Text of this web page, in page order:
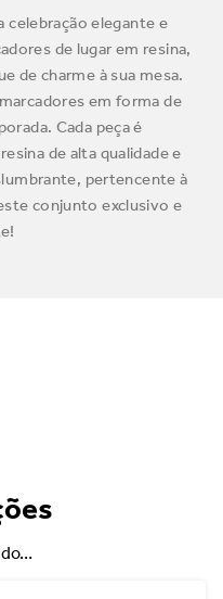
celebração elegante e
de lugar em resina,
de charme à sua mesa.
em forma de
Cada peça é
de alta qualidade e
pertencente à
conjunto exclusivo e